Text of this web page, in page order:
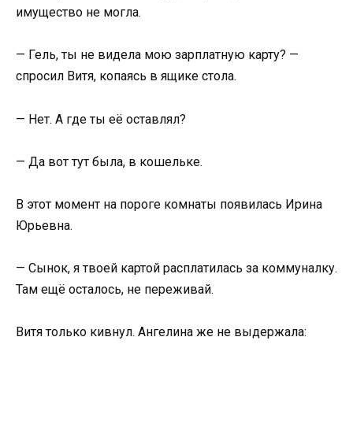
имущество не могла.
— Гель, ты не видела мою зарплатную карту? —
спросил Витя, копаясь в ящике стола.
— Нет. А где ты её оставлял?
— Да вот тут была, в кошельке.
В этот момент на пороге комнаты появилась Ирина
Юрьевна.
— Сынок, я твоей картой расплатилась за коммуналку.
Там ещё осталось, не переживай.
Витя только кивнул. Ангелина же не выдержала: